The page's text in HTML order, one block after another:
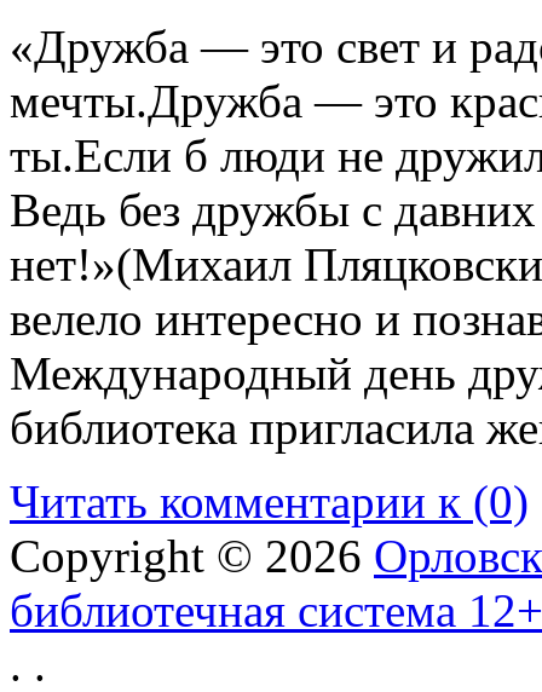
«Дружба — это свет и
мечты.Дружба — это
ты.Если б люди не
Ведь без дружбы с
нет!»(Михаил
велело интересно и
Международный день
библиотека пригласила
Читать комментарии к (0)
Copyright © 2026
библиотечная система 12+
. .